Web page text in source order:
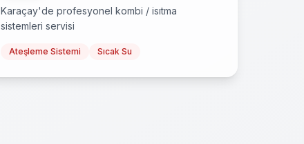
Karaçay'de profesyonel kombi / isıtma
sistemleri servisi
Ateşleme Sistemi Sıcak Su